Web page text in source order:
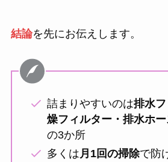
結論を先にお伝えします。
詰まりやすいのは排水
燥フィルター・排水ホ
の3か所
多くは 月1回の掃除で防